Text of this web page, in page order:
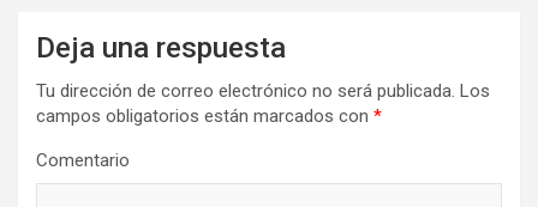
Deja una respuesta
Tu dirección de correo electrónico no será publicada. Los
campos obligatorios están marcados con *
Comentario